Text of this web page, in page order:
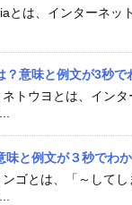
とは、インターネッ
？意味と例文が3秒で
ネトウヨとは、イン
味と例文が３秒でわか
ンゴとは、「～して